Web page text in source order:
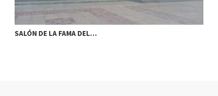
SALÓN DE LA FAMA DEL…